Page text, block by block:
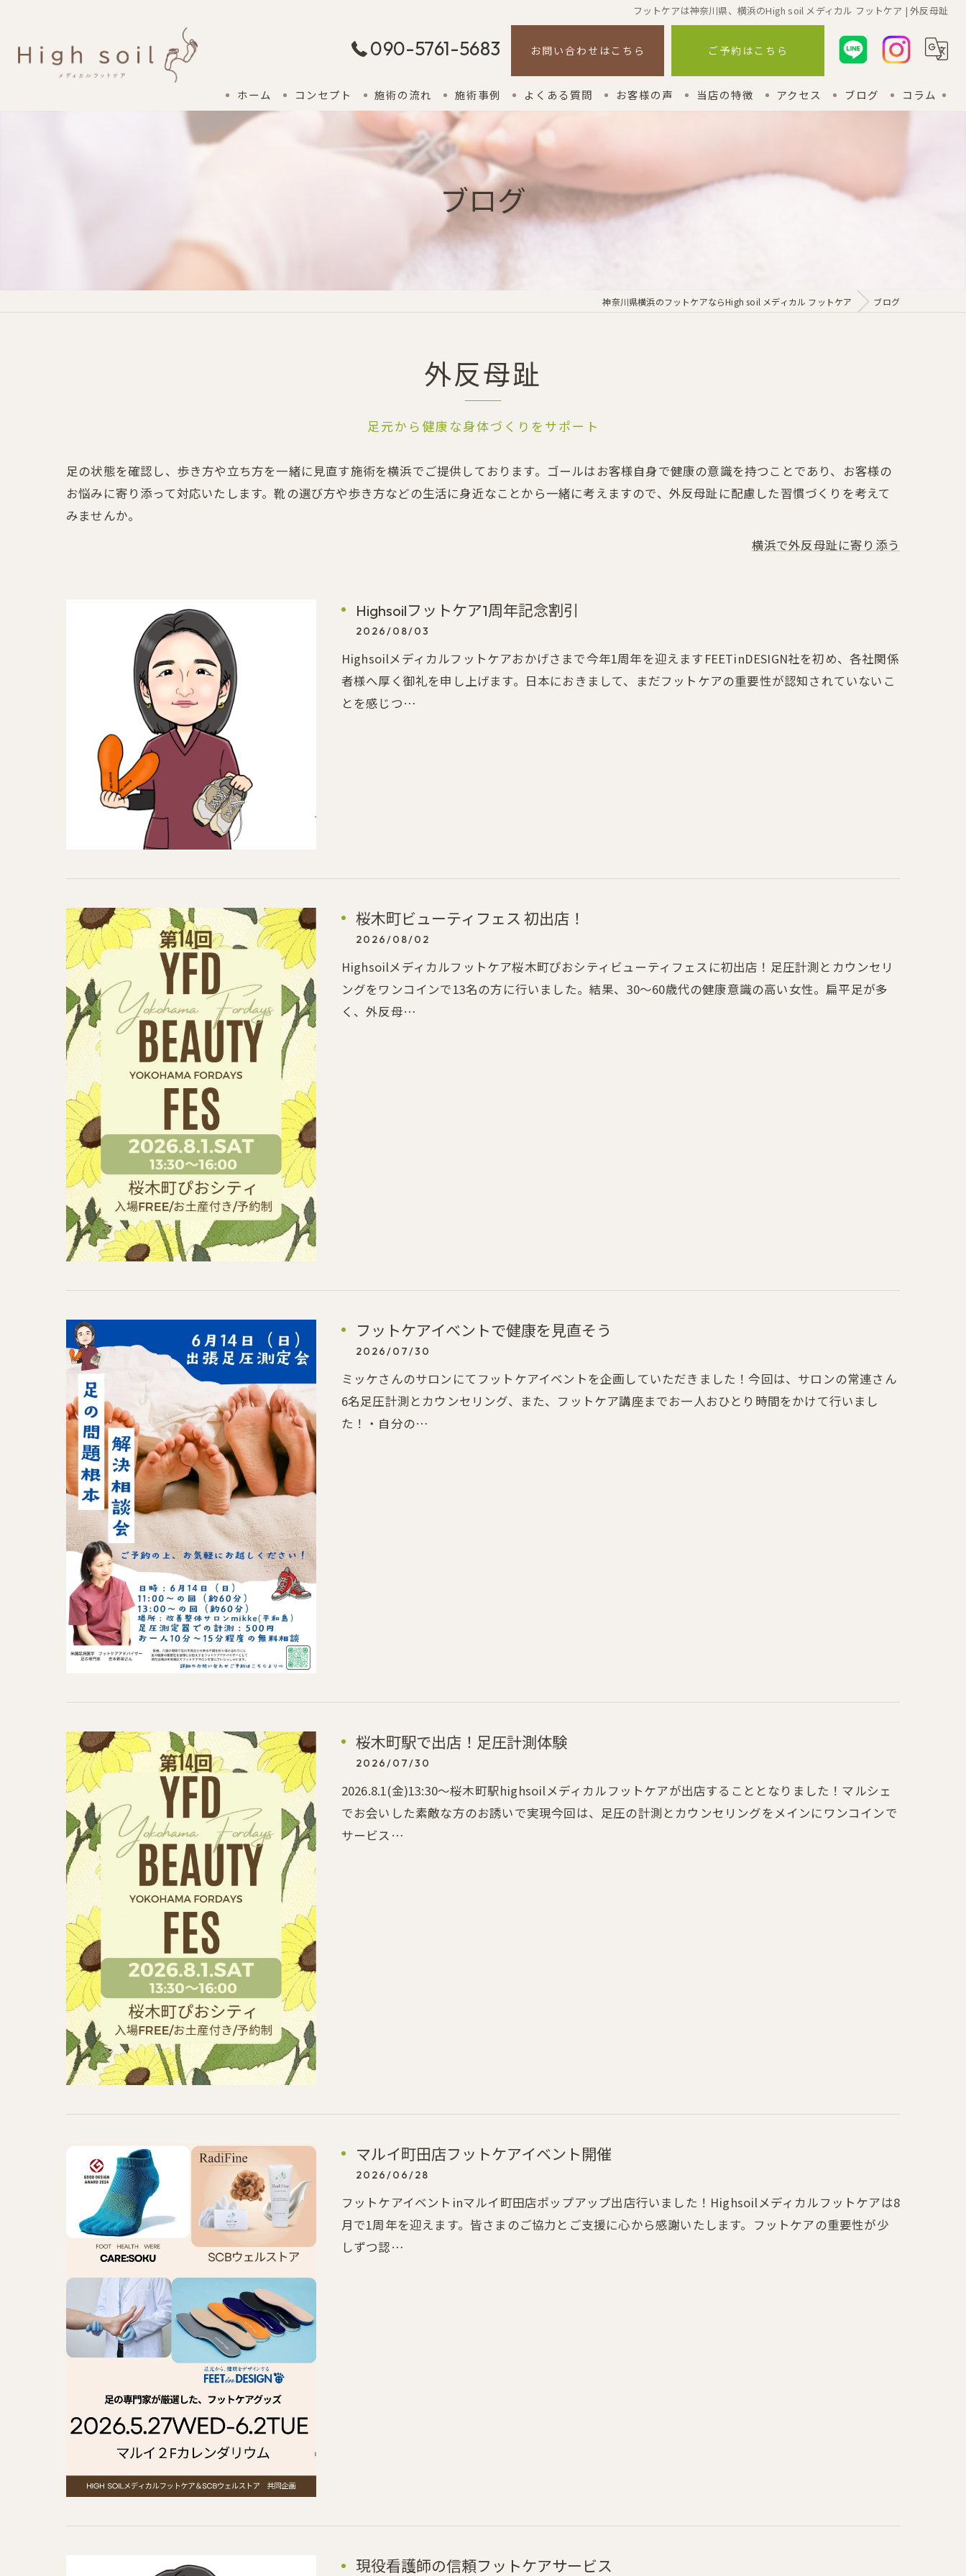
フットケアは神奈川県、横浜のHigh soil メディカル フットケア | 外反母趾
090-5761-5683 お問い合わせはこちら ご予約はこちら
ホーム コンセプト 施術の流れ 施術事例 よくある質問 お客様の声 当店の特徴 アクセス ブログ コラム
ブログ
神奈川県横浜のフットケアならHigh soil メディカル フットケア ブログ
外反母趾
足元から健康な身体づくりをサポート
足の状態を確認し、歩き方や立ち方を一緒に見直す施術を横浜でご提供しております。ゴールはお客様自身で健康の意識を持つことであり、お客様の
お悩みに寄り添って対応いたします。靴の選び方や歩き方などの生活に身近なことから一緒に考えますので、外反母趾に配慮した習慣づくりを考えて
みませんか。
横浜で外反母趾に寄り添う
Highsoilフットケア1周年記念割引
2026/08/03
Highsoilメディカルフットケアおかげさまで今年1周年を迎えますFEETinDESIGN社を初め、各社関係
者様へ厚く御礼を申し上げます。日本におきまして、まだフットケアの重要性が認知されていないこ
とを感じつ…
桜木町ビューティフェス 初出店！
2026/08/02
Highsoilメディカルフットケア桜木町ぴおシティビューティフェスに初出店！足圧計測とカウンセリ
ングをワンコインで13名の方に行いました。結果、30～60歳代の健康意識の高い女性。扁平足が多
く、外反母…
フットケアイベントで健康を見直そう
2026/07/30
ミッケさんのサロンにてフットケアイベントを企画していただきました！今回は、サロンの常連さん
6名足圧計測とカウンセリング、また、フットケア講座までお一人おひとり時間をかけて行いまし
た！・自分の…
桜木町駅で出店！足圧計測体験
2026/07/30
2026.8.1(金)13:30～桜木町駅highsoilメディカルフットケアが出店することとなりました！マルシェ
でお会いした素敵な方のお誘いで実現今回は、足圧の計測とカウンセリングをメインにワンコインで
サービス…
マルイ町田店フットケアイベント開催
2026/06/28
フットケアイベントinマルイ町田店ポップアップ出店行いました！Highsoilメディカルフットケアは8
月で1周年を迎えます。皆さまのご協力とご支援に心から感謝いたします。フットケアの重要性が少
しずつ認…
現役看護師の信頼フットケアサービス
お問い合わせはこちら
お問い合わせはこちら